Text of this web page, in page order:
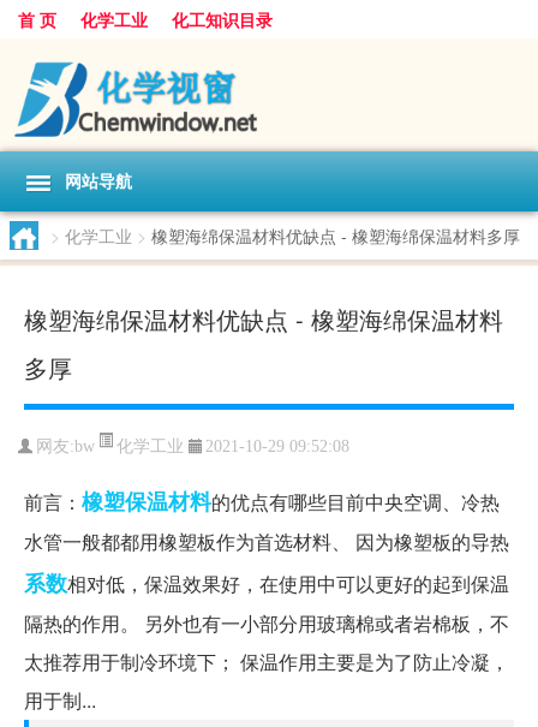
首 页 化学工业 化工知识目录
网站导航
> 化学工业 > 橡塑海绵保温材料优缺点 - 橡塑海绵保温材料多厚
橡塑海绵保温材料优缺点 - 橡塑海绵保温材料
多厚
网友:bw 化学工业 2021-10-29 09:52:08
前言： 橡塑保温材料的优点有哪些目前中央空调、冷热
水管一般都都用橡塑板作为首选材料、 因为橡塑板的导热
系数相对低，保温效果好，在使用中可以更好的起到保温
隔热的作用。 另外也有一小部分用玻璃棉或者岩棉板，不
太推荐用于制冷环境下； 保温作用主要是为了防止冷凝，
用于制...